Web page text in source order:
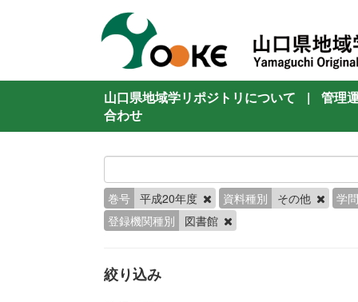
山口県地域学リポジトリについて |
管理
合わせ
巻号 平成20年度 資料種別 その他
学
登録機関種別
図書館
絞り込み